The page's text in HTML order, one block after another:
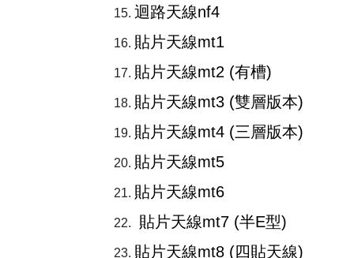
迴路天線nf4
貼片天線mt1
貼片天線mt2 (有槽)
貼片天線mt3 (雙層版本)
貼片天線mt4 (三層版本)
貼片天線mt5
貼片天線mt6
貼片天線mt7 (半E型)
貼片天線mt8 (四貼天線)